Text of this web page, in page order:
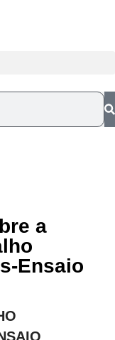
a
Ensaio